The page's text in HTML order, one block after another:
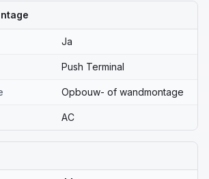
Ja
Push Terminal
Opbouw- of wandmontage
AC